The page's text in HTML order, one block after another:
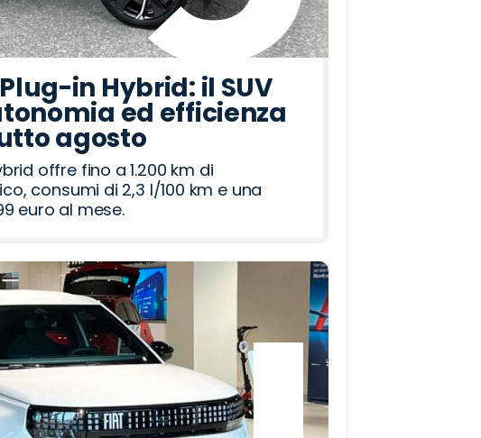
in Hybrid: il SUV
ed efficienza
agosto
offre fino a 1.200 km di
consumi di 2,3 l/100 km e una
euro al mese.